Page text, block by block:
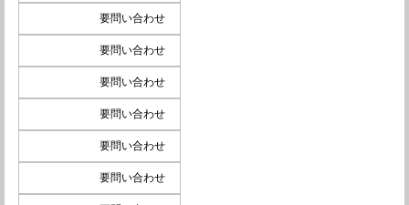
要問い合わせ
要問い合わせ
要問い合わせ
要問い合わせ
要問い合わせ
要問い合わせ